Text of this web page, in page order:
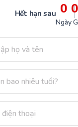
Hết hạn sau 0
Ngày